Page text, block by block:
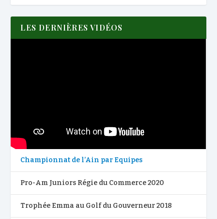
LES DERNIÈRES VIDÉOS
Championnat de l’Ain par Equipes
Pro-Am Juniors Régie du Commerce 2020
Trophée Emma au Golf du Gouverneur 2018